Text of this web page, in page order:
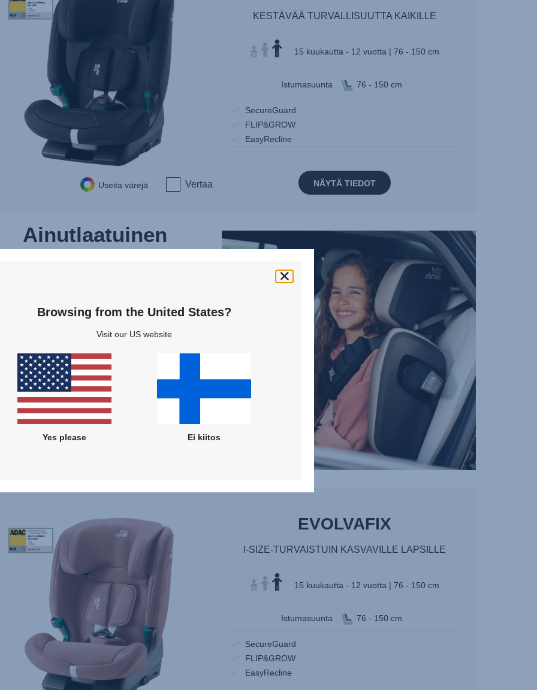
ADAC
Award
1821
10.2024
KESTÄVÄÄ TURVALLISUUTTA KAIKILLE
15 kuukautta - 12 vuotta | 76 - 150 cm
Istumasuunta 76 - 150 cm
SecureGuard
FLIP&GROW
EasyRecline
Useita värejä Vertaa NÄYTÄ TIEDOT
Ainutlaatuinen
SICT tarjoaa lapselle ensiluokkaisen suojan
Se pienentää törmäysvoimaa
ja mukautuu imemään törmäysenergiaa
SICT on mukautettu sopimaan erilaisiin
turvaistuimiin niin, että se tarjoaa parhaan
lapsellesi käytetystä istuimesta
riippumatta. Siksi SICT saattaa ulkonäöltään
eri istuinten välillä. Voit kuitenkin olla varma
EVOLVAFIX
I-SIZE-TURVAISTUIN KASVAVILLE LAPSILLE
15 kuukautta - 12 vuotta | 76 - 150 cm
Istumasuunta 76 - 150 cm
SecureGuard
FLIP&GROW
EasyRecline
Browsing from the United States?
Visit our US website
Yes please Ei kiitos